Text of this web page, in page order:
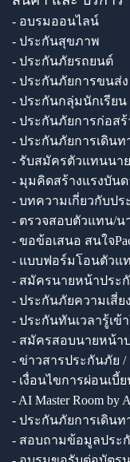
- อบรมออนไลน์
- ประกันสุขภาพ
- ประกันภัยรถยนต์
- ประกันภัยการขนส่ง
- ประกันกลุ่มนักเรียน
- ประกันภัยการก่อสร้
- ประกันภัยการเดินท
- รับสมัครตัวแทนนา
- มุมคิดสร้างแรงบันด
- บทความเกี่ยวกับปร
- ตรวจสอบตัวแทน/น
- ขอข้อเสนอ สนใจ
- แบบฟอร์มโอนตัวแ
- สมัครนายหน้าประ
- ประกันภัยความเสี่
- ประกันทันเวลารู้เข้
- สมัครสอบนายหน้า
- ข่าวสารประกันภัย
- เงื่อนไขการผ่อนเบี้
- AI Master Room by
- ประกันภัยการเดิน
- สอบถามข้อมูลประ